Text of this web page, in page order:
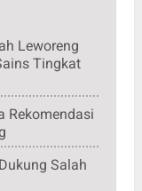
Leworeng
Tingkat
Rekomendasi
Salah